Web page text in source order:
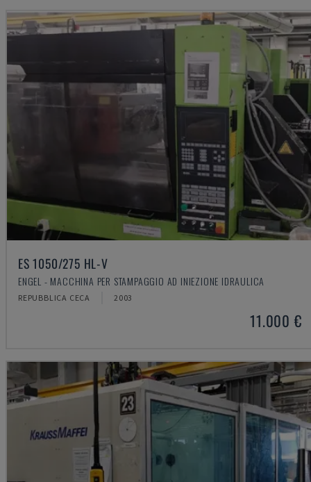
ES 1050/275 HL-V
ENGEL - MACCHINA PER STAMPAGGIO AD INIEZIONE IDRAULICA
REPUBBLICA CECA 2003
11.000 €